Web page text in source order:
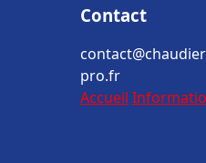
Contact
pro.fr
Accueil